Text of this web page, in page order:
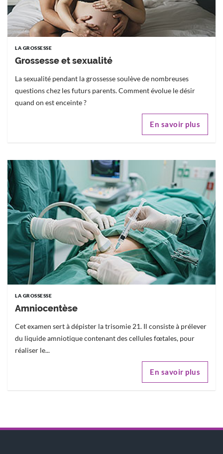
LA GROSSESSE
Grossesse et sexualité
La sexualité pendant la grossesse soulève de nombreuses
questions chez les futurs parents. Comment évolue le désir
quand on est enceinte ?
En savoir plus
LA GROSSESSE
Amniocentèse
Cet examen sert à dépister la trisomie 21. Il consiste à prélever
du liquide amniotique contenant des cellules fœtales, pour
réaliser le...
En savoir plus